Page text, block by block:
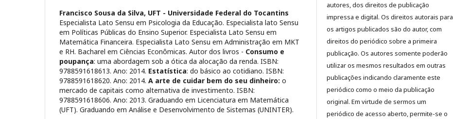
Francisco Sousa da Silva, UFT - Universidade Federal do Tocantins
Especialista Lato Sensu em Psicologia da Educação. Especialista lato Sensu
em Políticas Públicas do Ensino Superior. Especialista Lato Sensu em
Matemática Financeira. Especialista Lato Sensu em Administração em MKT
e RH. Bacharel em Ciências Econômicas. Autor dos livros - Consumo e
poupança: uma abordagem sob a ótica da alocação da renda. ISBN:
9788591618613. Ano: 2014. Estatística: do básico ao cotidiano. ISBN:
9788591618620. Ano: 2014. A arte de cuidar bem do seu dinheiro: o
mercado de capitais como alternativa de investimento. ISBN:
9788591618606. Ano: 2013. Graduando em Licenciatura em Matemática
(UFT). Graduando em Análise e Desenvolvimento de Sistemas (UNINTER).
autores, dos direitos de publicação
impressa e digital. Os direitos autorais para
os artigos publicados são do autor, com
direitos do periódico sobre a primeira
publicação. Os autores somente poderão
utilizar os mesmos resultados em outras
publicações indicando claramente este
periódico como o meio da publicação
original. Em virtude de sermos um
periódico de acesso aberto, permite-se o